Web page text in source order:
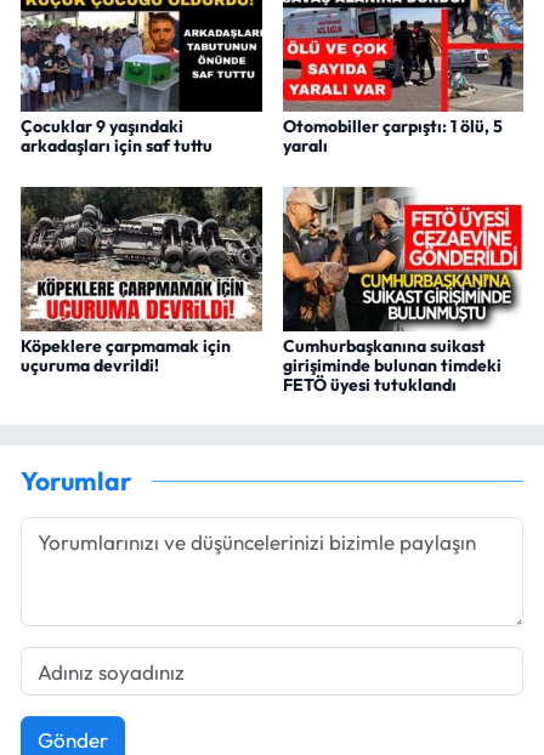
Çocuklar 9 yaşındaki
arkadaşları için saf tuttu
Otomobiller çarpıştı: 1 ölü, 5
yaralı
Köpeklere çarpmamak için
uçuruma devrildi!
Cumhurbaşkanına suikast
girişiminde bulunan timdeki
FETÖ üyesi tutuklandı
Yorumlar
Gönder